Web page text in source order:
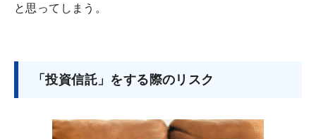
と思ってしまう。
「投資信託」をする際のリスク